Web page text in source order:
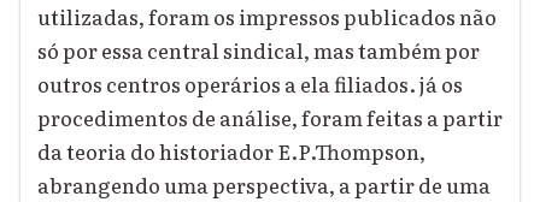
utilizadas, foram os impressos publicados não
só por essa central sindical, mas também por
outros centros operários a ela filiados. já os
procedimentos de análise, foram feitas a partir
da teoria do historiador E.P.Thompson,
abrangendo uma perspectiva, a partir de uma